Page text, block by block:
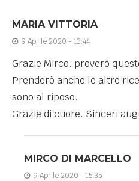
MARIA VITTORIA
9 Aprile 2020 - 13:44
Grazie Mirco. proverò
Prenderò anche le altre
sono al riposo.
Grazie di cuore. Sinceri
MIRCO DI MARCELLO
9 Aprile 2020 - 15:35